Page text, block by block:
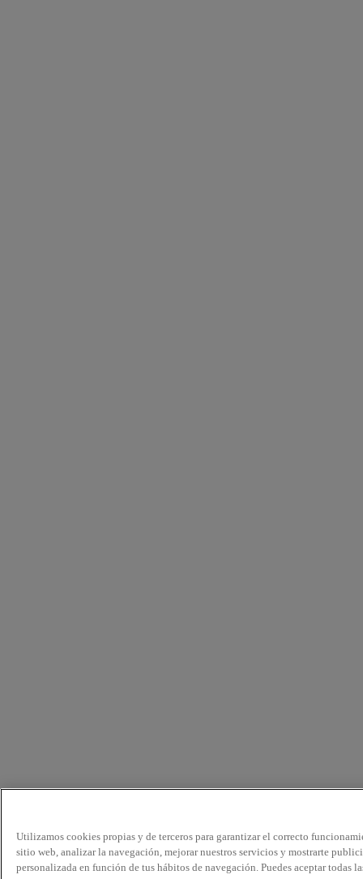
Utilizamos cookies propias y de terceros para garantizar el correcto
sitio web, analizar la navegación, mejorar nuestros servicios y mostrarte
personalizada en función de tus hábitos de navegación. Puedes aceptar todas